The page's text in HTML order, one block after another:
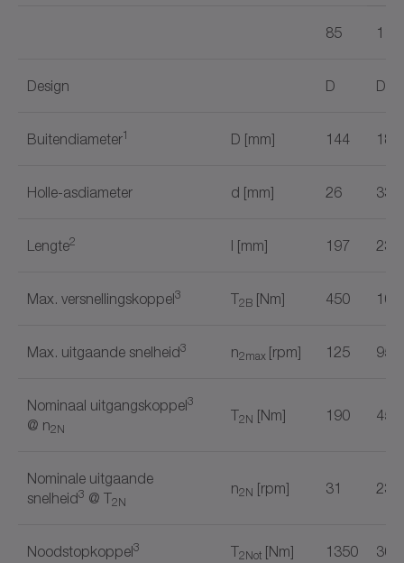
85​ 110
Design D D
Buitendiameter1 D [mm] 144 187
Holle-asdiameter d [mm] 26 33
Lengte2 I [mm] 197 232
Max. versnellingskoppel3 T2B [Nm] 450
Max. uitgaande snelheid3 n2max [rpm] 125 95
Nominaal uitgangskoppel3
@ n2N
T2N [Nm] 190 450
Nominale uitgaande
snelheid3 @ T2N
n2N [rpm] 31 23
Noodstopkoppel3 T2Not [Nm] 1350